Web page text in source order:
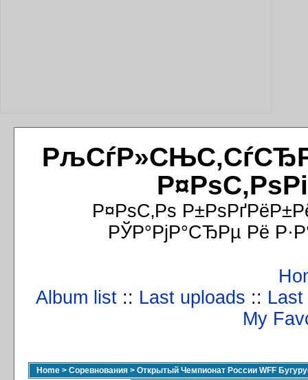
Р¤РѕС‚Рѕ
РЎР°РјР°СЂРµ Рё
Album list :: Last uploads ::
My
Home > Соревнования > Открытый Чемпионат России WFF